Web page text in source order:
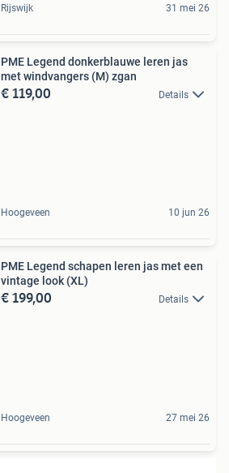
Rijswijk 31 mei 26
PME Legend donkerblauwe leren jas
met windvangers (M) zgan
€ 119,00 Details
Hoogeveen 10 jun 26
PME Legend schapen leren jas met een
vintage look (XL)
€ 199,00 Details
Hoogeveen 27 mei 26